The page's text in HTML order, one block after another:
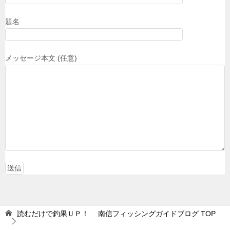
題名
メッセージ本文 (任意)
読むだけで釣果ＵＰ！ 南信フィッシングガイドブログ TOP